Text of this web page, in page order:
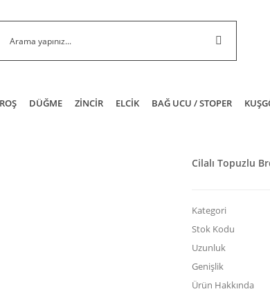
DÜĞME ZİNCİR ELCİK BAĞ UCU / STOPER
Cilalı Topuzlu
Kategori
Stok Kodu
Uzunluk
Genişlik
Ürün Hakkında